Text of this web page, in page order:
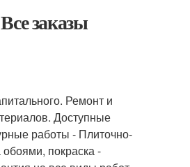
заказы
Ремонт и
Доступные
работы - Плиточно-
покраска -